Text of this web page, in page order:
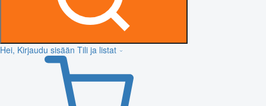
Hei, Kirjaudu sisään Tili ja listat